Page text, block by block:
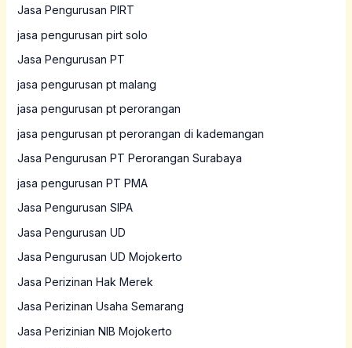
Jasa Pengurusan PIRT
jasa pengurusan pirt solo
Jasa Pengurusan PT
jasa pengurusan pt malang
jasa pengurusan pt perorangan
jasa pengurusan pt perorangan di kademangan
Jasa Pengurusan PT Perorangan Surabaya
jasa pengurusan PT PMA
Jasa Pengurusan SIPA
Jasa Pengurusan UD
Jasa Pengurusan UD Mojokerto
Jasa Perizinan Hak Merek
Jasa Perizinan Usaha Semarang
Jasa Perizinian NIB Mojokerto